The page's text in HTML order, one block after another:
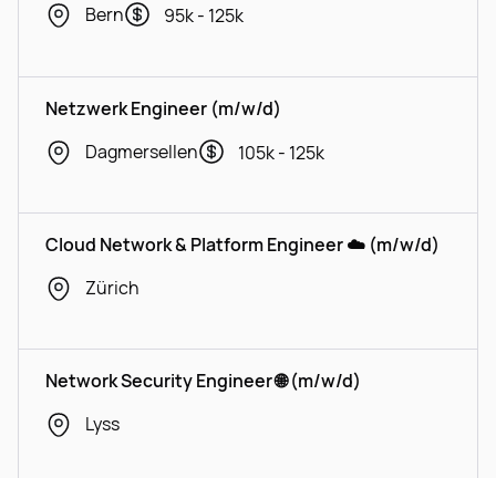
Bern
95k - 125k
Netzwerk Engineer (m/w/d)
Dagmersellen
105k - 125k
Cloud Network & Platform Engineer ☁️ (m/w/d)
Zürich
Network Security Engineer 🌐 (m/w/d)
Lyss